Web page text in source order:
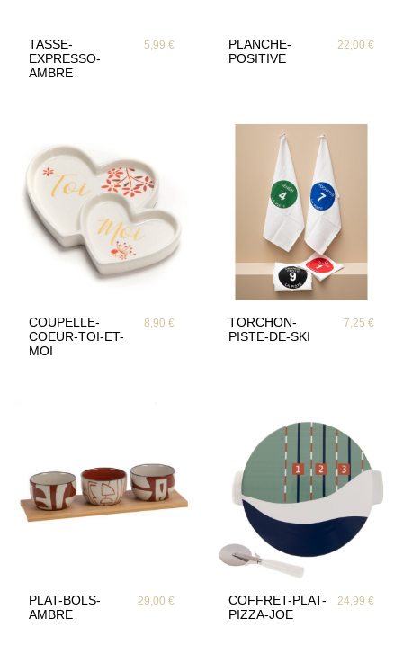
TASSE-
EXPRESSO-
AMBRE
5,99 €
PLANCHE-
POSITIVE
22,00 €
COUPELLE-
COEUR-TOI-ET-
MOI
8,90 €
TORCHON-
PISTE-DE-SKI
7,25 €
PLAT-BOLS-
AMBRE
29,00 €
COFFRET-PLAT-
PIZZA-JOE
24,99 €